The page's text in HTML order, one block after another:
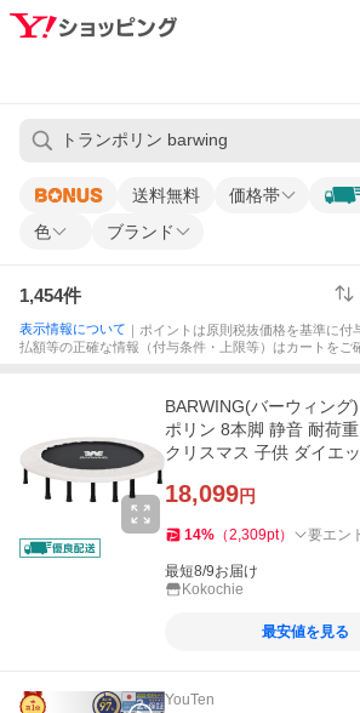
送料無料 価格帯
色 ブランド
1,454件
表示情報について ｜ポイントは原則税抜価格を基準に
払額等の正確な情報（付与条件・上限等）はカートをご
BARWING(バーウィン
ポリン 8本脚 静音 耐荷
クリスマス 子供 ダイエ
18,099円
14% （2,309pt） 要エン
最短8/9お届け
Kokochie
最安値を見る
YouTen